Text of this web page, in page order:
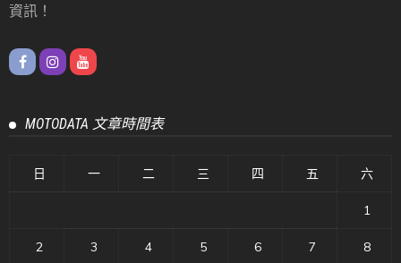
資訊！
MOTODATA 文章時間表
日 一 二 三 四 五 六
1
2 3 4 5 6 7 8